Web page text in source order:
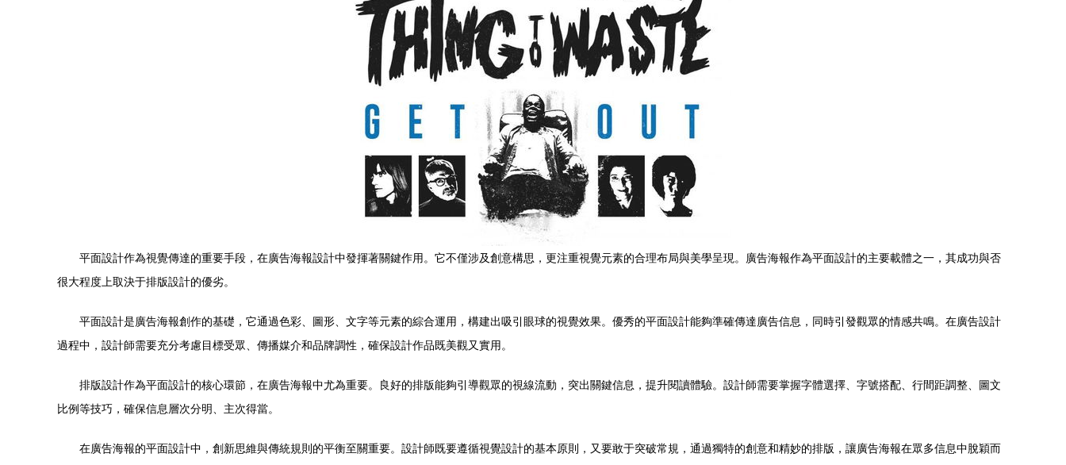
平面設計作為視覺傳達的重要手段，在廣告海報設計中發揮著關鍵作用。它不僅涉及創意構思，更注重視覺元素的合理布局與美學呈現。廣告海報作為平面設計的主要載體之一，其成功與否
很大程度上取決于排版設計的優劣。
平面設計是廣告海報創作的基礎，它通過色彩、圖形、文字等元素的綜合運用，構建出吸引眼球的視覺效果。優秀的平面設計能夠準確傳達廣告信息，同時引發觀眾的情感共鳴。在廣告設計
過程中，設計師需要充分考慮目標受眾、傳播媒介和品牌調性，確保設計作品既美觀又實用。
排版設計作為平面設計的核心環節，在廣告海報中尤為重要。良好的排版能夠引導觀眾的視線流動，突出關鍵信息，提升閱讀體驗。設計師需要掌握字體選擇、字號搭配、行間距調整、圖文
比例等技巧，確保信息層次分明、主次得當。
在廣告海報的平面設計中，創新思維與傳統規則的平衡至關重要。設計師既要遵循視覺設計的基本原則，又要敢于突破常規，通過獨特的創意和精妙的排版，讓廣告海報在眾多信息中脫穎而